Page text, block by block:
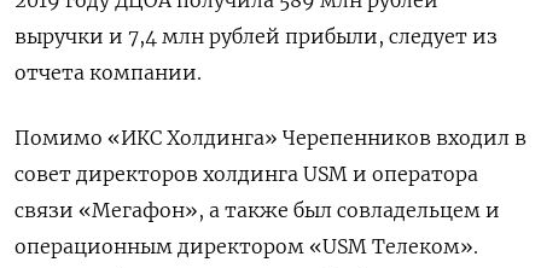
выручки и 7,4 млн рублей прибыли, следует из
отчета компании.
Помимо «ИКС Холдинга» Черепенников входил в
совет директоров холдинга USM и оператора
связи «Мегафон», а также был совладельцем и
операционным директором «USM Телеком».